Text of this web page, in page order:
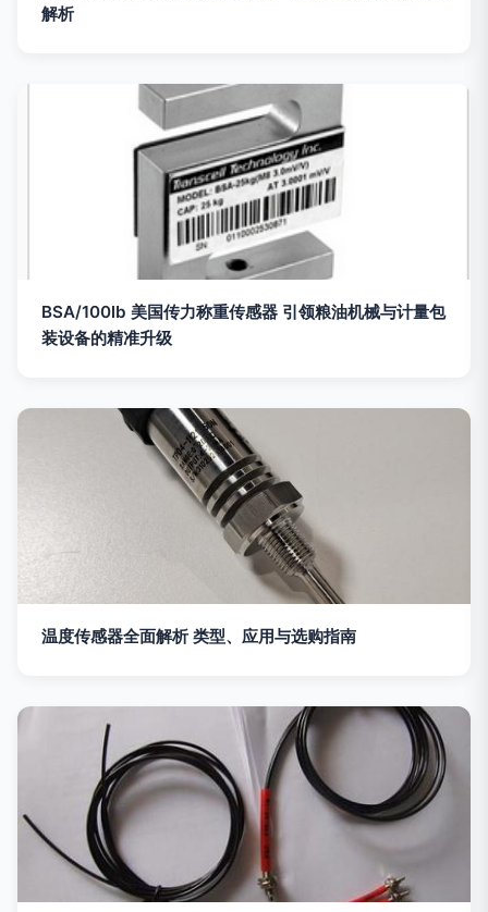
解析
BSA/100lb 美国传力称重传感器 引领粮油机械与计量包
装设备的精准升级
温度传感器全面解析 类型、应用与选购指南